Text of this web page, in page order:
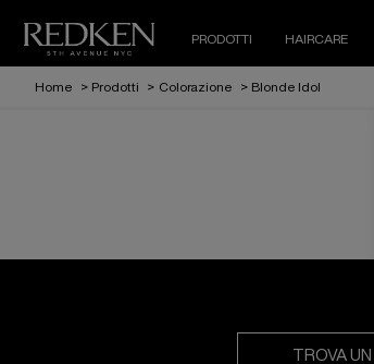
PRODOTTI HAIRCARE
Home > Prodotti > Colorazione > Blonde Idol
TROVA